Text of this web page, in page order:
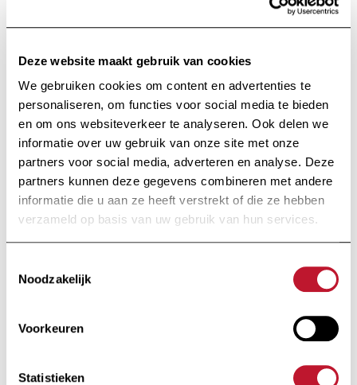
Deze website maakt gebruik van cookies
We gebruiken cookies om content en advertenties te
personaliseren, om functies voor social media te bieden
en om ons websiteverkeer te analyseren. Ook delen we
informatie over uw gebruik van onze site met onze
partners voor social media, adverteren en analyse. Deze
partners kunnen deze gegevens combineren met andere
informatie die u aan ze heeft verstrekt of die ze hebben
verzameld op basis van uw gebruik van hun services.
Noodzakelijk
Voorkeuren
Statistieken
Op de hoogte
blijven
Ontvang alle informatie met betrekking tot
onderzoek en nieuws van de Charcot Stichting
rechtstreeks in je inbox.
Door op "Ik schrijf me in" te klikken, aanvaardt u ons